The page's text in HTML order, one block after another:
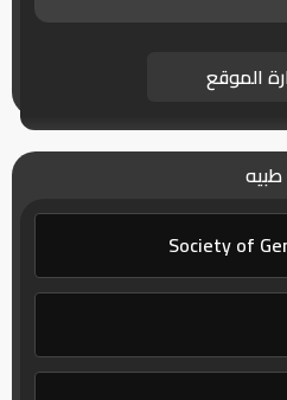
الموقع
Society of